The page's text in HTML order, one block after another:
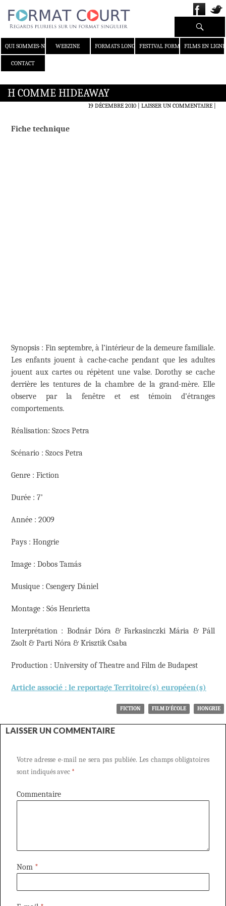
QUI SOMMES-NOUS ?WEBZINE FORMATS LONGS FESTIVAL FORMAT COURT
FILMS EN LIGNE
CONTACT
Recherche
H COMME HIDEAWAY
19 DÉCEMBRE 2010 LAISSER UN COMMENTAIRE|
Fiche technique
Synopsis : Fin septembre, à l’intérieur de la demeure familiale.
Les enfants jouent à cache-cache pendant que les adultes
jouent aux cartes ou répètent une valse. Dorothy se cache
derrière les tentures de la chambre de la grand-mère. Elle
observe par la fenêtre et est témoin d’étranges
comportements.
Réalisation: Szocs Petra
Scénario : Szocs Petra
Genre : Fiction
Durée : 7’
Année : 2009
Pays : Hongrie
Image : Dobos Tamás
Musique : Csengery Dániel
Montage : Sós Henrietta
Interprétation : Bodnár Dóra & Farkasinczki Mária & Páll
Zsolt & Parti Nóra & Krisztik Csaba
Production : University of Theatre and Film de Budapest
Article associé : le reportage Territoire(s) européen(s)
FICTION FILM D'ÉCOLE HONGRIE
LAISSER UN COMMENTAIRE
Votre adresse e-mail ne sera pas publiée. Les champs obligatoires
sont indiqués avec *
Commentaire
Nom *